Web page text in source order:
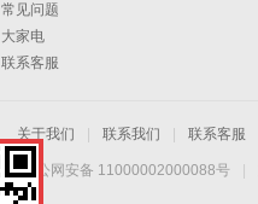
常见问题
大家电
联系客服
关于我们 联系我们 联系客服
京公网安备 11000002000088号